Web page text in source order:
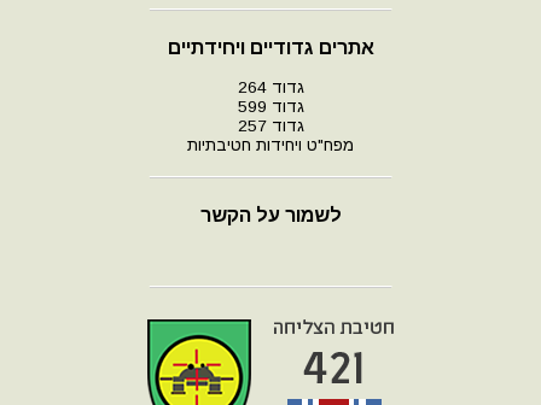
אתרים גדודיים ויחידתיים
גדוד 264
גדוד 599
גדוד 257
מפח"ט ויחידות חטיבתיות
לשמור על הקשר